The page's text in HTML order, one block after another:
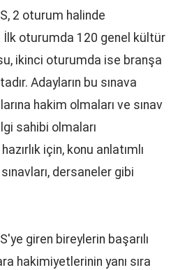
2 oturum halinde
oturumda 120 genel kültür
ikinci oturumda ise branşa
Adayların bu sınava
hakim olmaları ve sınav
sahibi olmaları
için, konu anlatımlı
dersaneler gibi
giren bireylerin başarılı
hakimiyetlerinin yanı sıra